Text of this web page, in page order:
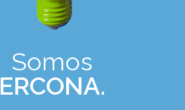
Somos
ERCONA.